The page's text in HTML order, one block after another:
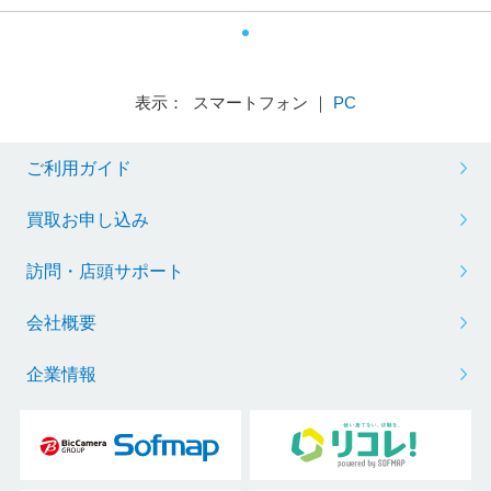
表示： スマートフォン ｜ PC
ご利用ガイド
買取お申し込み
訪問・店頭サポート
会社概要
企業情報